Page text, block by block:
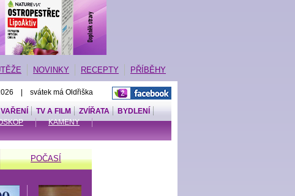
NOVINKY RECEPTY PŘÍBĚHY
| svátek má Oldřiška
KAMENY
VAŘENÍ TV A FILM ZVÍŘATA BYDLENÍ
POČASÍ